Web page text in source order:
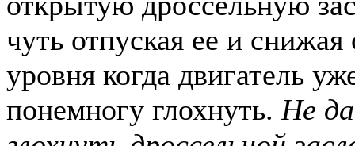
чуть отпуская ее и
уровня когда двигатель
понемногу глохнуть. Не